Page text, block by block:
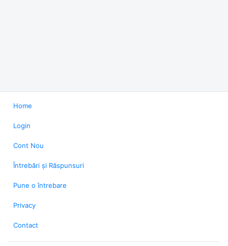
Home
Login
Cont Nou
Întrebări și Răspunsuri
Pune o întrebare
Privacy
Contact